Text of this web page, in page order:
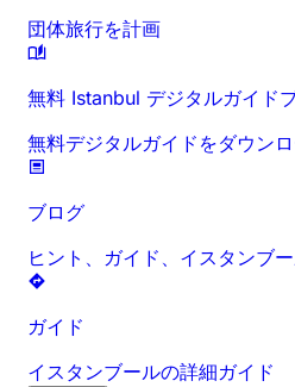
団体旅行を計画
無料 Istanbul デジタルガイド
無料デジタルガイドをダウン
ブログ
ヒント、ガイド、イスタンブ
ガイド
イスタンブールの詳細ガイド